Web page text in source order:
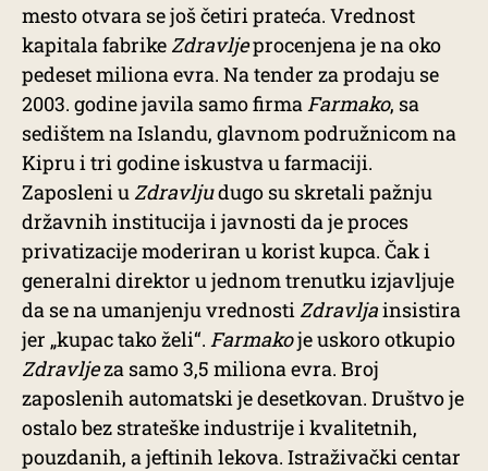
mesto otvara se još četiri prateća. Vrednost
kapitala fabrike Zdravljeprocenjena je na oko
pedeset miliona evra. Na tender za prodaju se
2003. godine javila samo firma Farmako, sa
sedištem na Islandu, glavnom podružnicom na
Kipru i tri godine iskustva u farmaciji.
Zaposleni u Zdravljudugo su skretali pažnju
državnih institucija i javnosti da je proces
privatizacije moderiran u korist kupca. Čak i
generalni direktor u jednom trenutku izjavljuje
da se na umanjenju vrednosti Zdravljainsistira
jer „kupac tako želi“. Farmakoje uskoro otkupio
Zdravljeza samo 3,5 miliona evra. Broj
zaposlenih automatski je desetkovan. Društvo je
ostalo bez strateške industrije i kvalitetnih,
pouzdanih, a jeftinih lekova. Istraživački centar